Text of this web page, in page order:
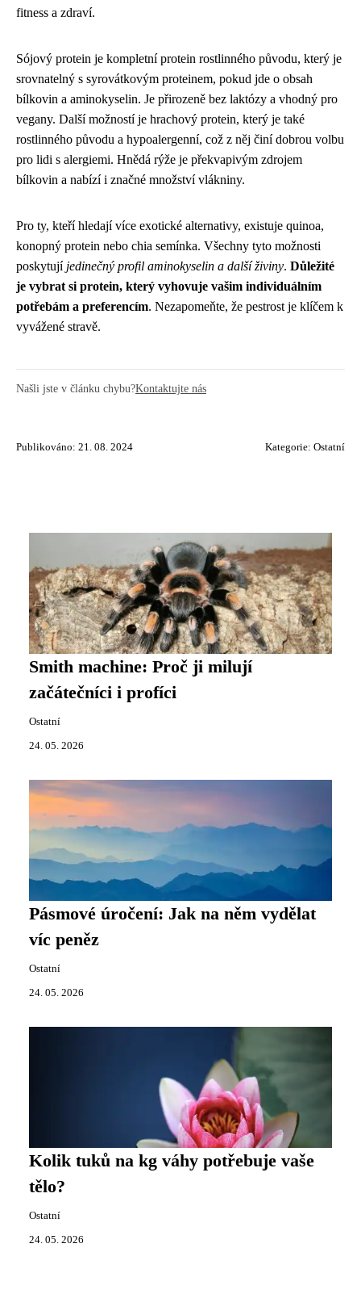
fitness a zdraví.
Sójový protein je kompletní protein rostlinného původu, který je
srovnatelný s syrovátkovým proteinem, pokud jde o obsah
bílkovin a aminokyselin. Je přirozeně bez laktózy a vhodný pro
vegany. Další možností je hrachový protein, který je také
rostlinného původu a hypoalergenní, což z něj činí dobrou volbu
pro lidi s alergiemi. Hnědá rýže je překvapivým zdrojem
bílkovin a nabízí i značné množství vlákniny.
Pro ty, kteří hledají více exotické alternativy, existuje quinoa,
konopný protein nebo chia semínka. Všechny tyto možnosti
poskytují jedinečný profil aminokyselin a další živiny. Důležité
je vybrat si protein, který vyhovuje vašim individuálním
potřebám a preferencím. Nezapomeňte, že pestrost je klíčem k
vyvážené stravě.
Našli jste v článku chybu?Kontaktujte nás
Publikováno: 21. 08. 2024 Kategorie: Ostatní
Smith machine: Proč ji milují
začátečníci i profíci
Ostatní
24. 05. 2026
Pásmové úročení: Jak na něm vydělat
víc peněz
Ostatní
24. 05. 2026
Kolik tuků na kg váhy potřebuje vaše
tělo?
Ostatní
24. 05. 2026